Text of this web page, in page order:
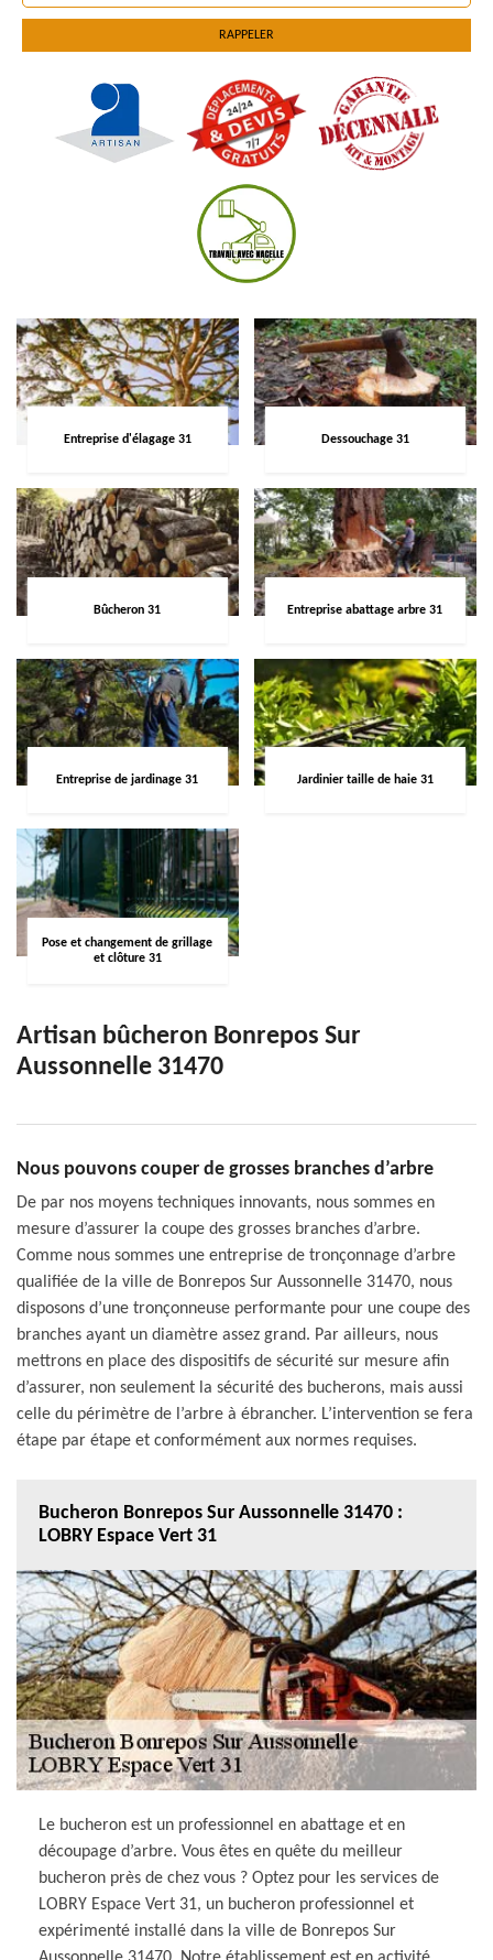
Entreprise d'élagage 31 Dessouchage 31
Bûcheron 31 Entreprise abattage arbre 31
Entreprise de jardinage 31 Jardinier taille de haie 31
Pose et changement de grillage
et clôture 31
Artisan bûcheron Bonrepos Sur
Aussonnelle 31470
Nous pouvons couper de grosses branches d’arbre
De par nos moyens techniques innovants, nous sommes en
mesure d’assurer la coupe des grosses branches d’arbre.
Comme nous sommes une entreprise de tronçonnage d’arbre
qualifiée de la ville de Bonrepos Sur Aussonnelle 31470, nous
disposons d’une tronçonneuse performante pour une coupe des
branches ayant un diamètre assez grand. Par ailleurs, nous
mettrons en place des dispositifs de sécurité sur mesure afin
d’assurer, non seulement la sécurité des bucherons, mais aussi
celle du périmètre de l’arbre à ébrancher. L’intervention se fera
étape par étape et conformément aux normes requises.
Bucheron Bonrepos Sur Aussonnelle 31470 :
LOBRY Espace Vert 31
Le bucheron est un professionnel en abattage et en
découpage d’arbre. Vous êtes en quête du meilleur
bucheron près de chez vous ? Optez pour les services de
LOBRY Espace Vert 31, un bucheron professionnel et
expérimenté installé dans la ville de Bonrepos Sur